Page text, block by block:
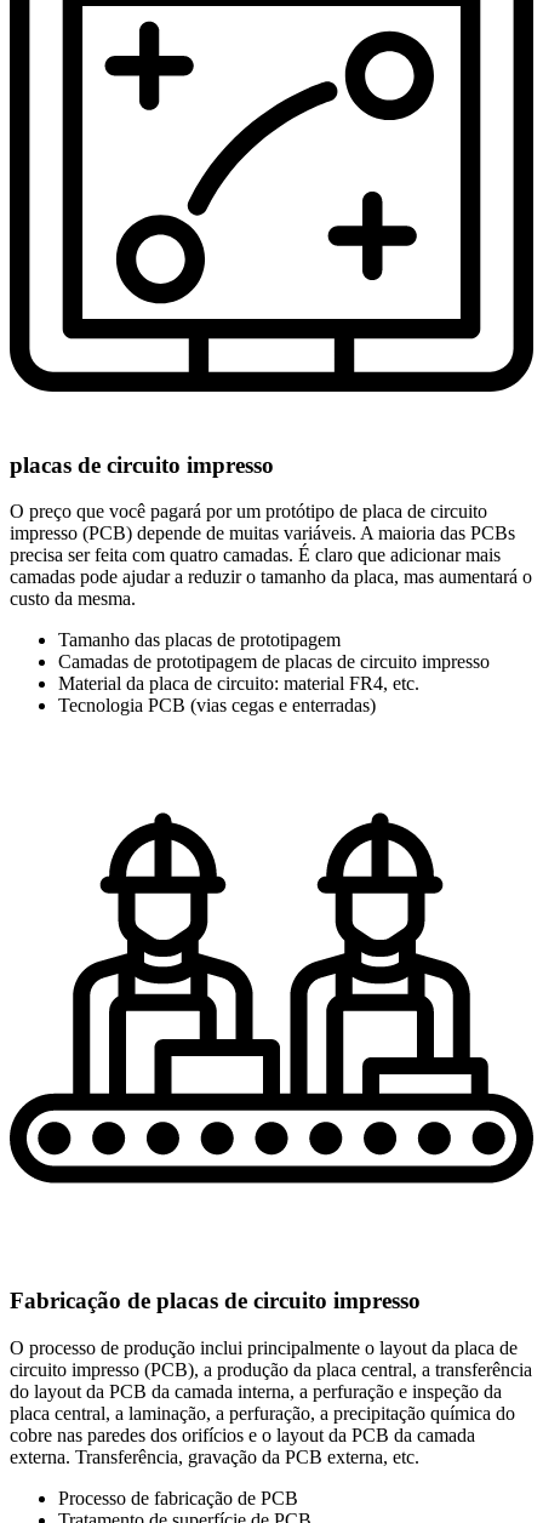
placas de circuito impresso
O preço que você pagará por um protótipo de placa de circuito
impresso (PCB) depende de muitas variáveis. A maioria das PCBs
precisa ser feita com quatro camadas. É claro que adicionar mais
camadas pode ajudar a reduzir o tamanho da placa, mas aumentará o
custo da mesma.
Tamanho das placas de prototipagem
Camadas de prototipagem de placas de circuito impresso
Material da placa de circuito: material FR4, etc.
Tecnologia PCB (vias cegas e enterradas)
Fabricação de placas de circuito impresso
O processo de produção inclui principalmente o layout da placa de
circuito impresso (PCB), a produção da placa central, a transferência
do layout da PCB da camada interna, a perfuração e inspeção da
placa central, a laminação, a perfuração, a precipitação química do
cobre nas paredes dos orifícios e o layout da PCB da camada
externa. Transferência, gravação da PCB externa, etc.
Processo de fabricação de PCB